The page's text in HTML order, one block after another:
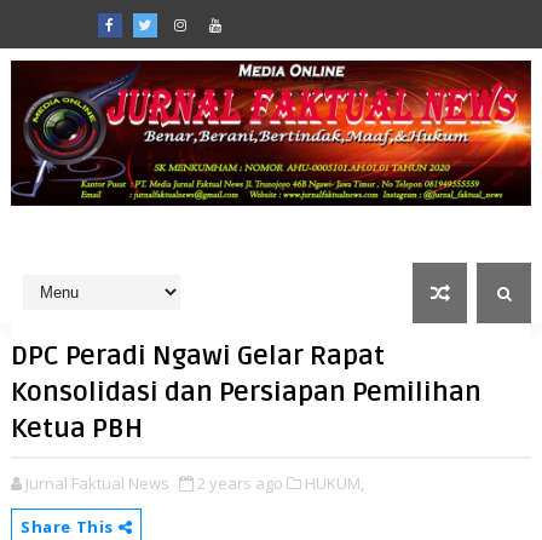
DPC Peradi Ngawi Gelar Rapat
Konsolidasi dan Persiapan Pemilihan
Ketua PBH
Jurnal Faktual News 2 years ago
HUKUM,
Share This